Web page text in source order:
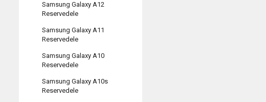
Samsung Galaxy A12
Reservedele
Samsung Galaxy A11
Reservedele
Samsung Galaxy A10
Reservedele
Samsung Galaxy A10s
Reservedele